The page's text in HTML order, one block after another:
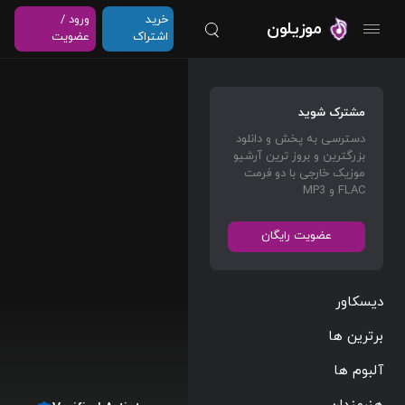
موزیلون
خرید
اشتراک
ورود /
عضویت
مشترک شوید
دسترسی به پخش و دانلود
بزرگترین و بروز ترین آرشیو
موزیک خارجی با دو فرمت
FLAC و MP3
عضویت رایگان
دیسکاور
برترین ها
آلبوم ها